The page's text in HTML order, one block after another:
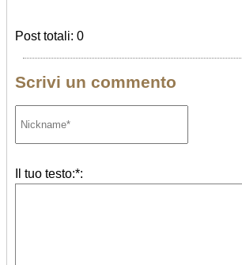
Post totali: 0
Scrivi un commento
Il tuo testo:*: